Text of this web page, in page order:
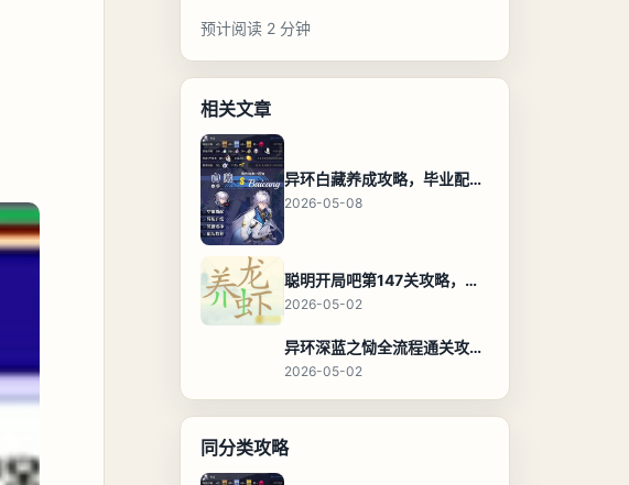
预计阅读 2 分钟
相关文章
异环白藏养成攻略，毕业配装、技能加点与阵容搭配保姆级解析
2026-05-08
聪明开局吧第147关攻略，养龙虾找出27个常用字通关答案
2026-05-02
异环深蓝之恸全流程通关攻略，教程与隐藏奖励
2026-05-02
同分类攻略